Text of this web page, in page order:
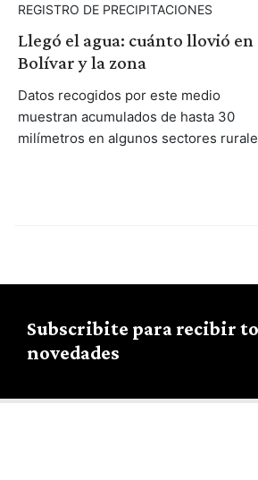
REGISTRO DE PRECIPITACIONES
Llegó el agua: cuánto llovió en
Bolívar y la zona
Datos recogidos por este medio
muestran acumulados de hasta 30
milímetros en algunos sectores
Subscribite para recibir
novedades